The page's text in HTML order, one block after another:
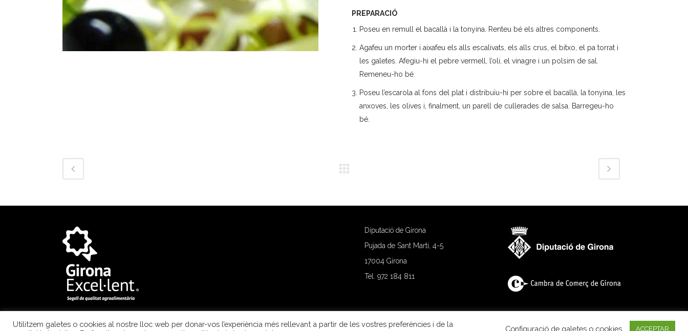
PREPARACIÓ
Poseu en remull el bacallà i la tonyina. Renteu bé els altres components.
Agafeu un morter i aixafeu els alls escalivats, els alls crus, el bitxo, el pa torrat i
les galetes. Afegiu-hi el pebre vermell, l’oli, el vinagre i un polsim de sal.
Remeneu-ho bé.
Poseu l’escarola al fons del plat i distribuïu-hi per sobre el bacallà, la tonyina, les
anxoves, les olives i, finalment, un parell de cullerades de salsa. Barregeu-ho
bé.
Diputació de Girona
Pujada de Sant Martí, 4-5
17004 Girona
Tel. 972 184 811
Utilitzem galetes o cookies al nostre lloc web per donar-vos l’experiència més rellevant a partir de les vostres preferències i de la
Configuració de galetes o cookies ACCEPTAR